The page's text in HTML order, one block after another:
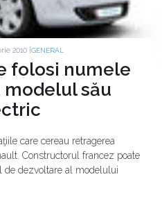
2010 | GENERAL
folosi numele
modelul său
care cereau retragerea
Constructorul francez poate
de dezvoltare al modelului